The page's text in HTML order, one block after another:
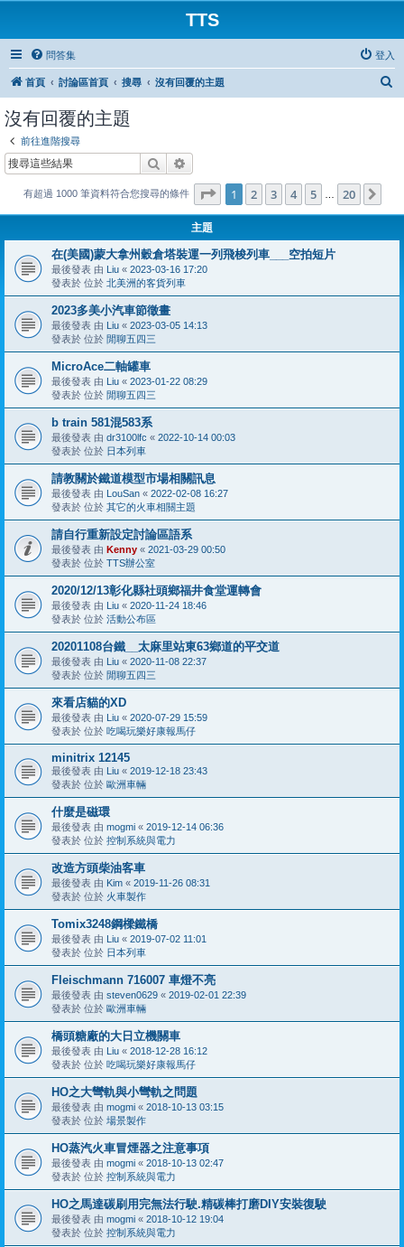
TTS
問答集 登入
首頁 討論區首頁 搜尋 沒有回覆的主題
沒有回覆的主題
前往進階搜尋
搜尋
有超過 1000 筆資料符合您搜尋的條件 第 1 頁 (共20 頁)
1 2 3 4 5 20
主題
在(美國)蒙大拿州穀倉塔裝運一列飛梭列車___空拍短片
最後發表 由 Liu « 2023-03-16 17:20
發表於 位於 北美洲的客貨列車
2023多美小汽車節徵畫
最後發表 由 Liu « 2023-03-05 14:13
發表於 位於 閒聊五四三
MicroAce二軸罐車
最後發表 由 Liu « 2023-01-22 08:29
發表於 位於 閒聊五四三
b train 581混583系
最後發表 由 dr3100lfc « 2022-10-14 00:03
發表於 位於 日本列車
請教關於鐵道模型市場相關訊息
最後發表 由 LouSan « 2022-02-08 16:27
發表於 位於 其它的火車相關主題
請自行重新設定討論區語系
最後發表 由 Kenny « 2021-03-29 00:50
發表於 位於 TTS辦公室
2020/12/13彰化縣社頭鄉福井食堂運轉會
最後發表 由 Liu « 2020-11-24 18:46
發表於 位於 活動公布區
20201108台鐵__太麻里站東63鄉道的平交道
最後發表 由 Liu « 2020-11-08 22:37
發表於 位於 閒聊五四三
來看店貓的XD
最後發表 由 Liu « 2020-07-29 15:59
發表於 位於 吃喝玩樂好康報馬仔
minitrix 12145
最後發表 由 Liu « 2019-12-18 23:43
發表於 位於 歐洲車輛
什麼是磁環
最後發表 由 mogmi « 2019-12-14 06:36
發表於 位於 控制系統與電力
改造方頭柴油客車
最後發表 由 Kim « 2019-11-26 08:31
發表於 位於 火車製作
Tomix3248鋼樑鐵橋
最後發表 由 Liu « 2019-07-02 11:01
發表於 位於 日本列車
Fleischmann 716007 車燈不亮
最後發表 由 steven0629 « 2019-02-01 22:39
發表於 位於 歐洲車輛
橋頭糖廠的大日立機關車
最後發表 由 Liu « 2018-12-28 16:12
發表於 位於 吃喝玩樂好康報馬仔
HO之大彎軌與小彎軌之問題
最後發表 由 mogmi « 2018-10-13 03:15
發表於 位於 場景製作
HO蒸汽火車冒煙器之注意事項
最後發表 由 mogmi « 2018-10-13 02:47
發表於 位於 控制系統與電力
HO之馬達碳刷用完無法行駛.精碳棒打磨DIY安裝復駛
最後發表 由 mogmi « 2018-10-12 19:04
發表於 位於 控制系統與電力